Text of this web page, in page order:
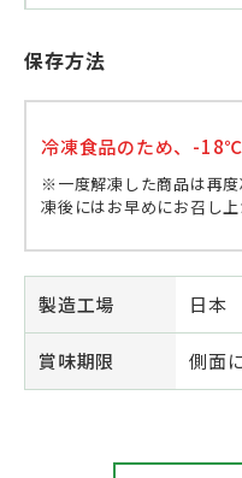
保存方法
冷凍食品のため、-18℃
※一度解凍した商品は再
凍後にはお早めにお召し上
製造工場 日本
賞味期限 側面